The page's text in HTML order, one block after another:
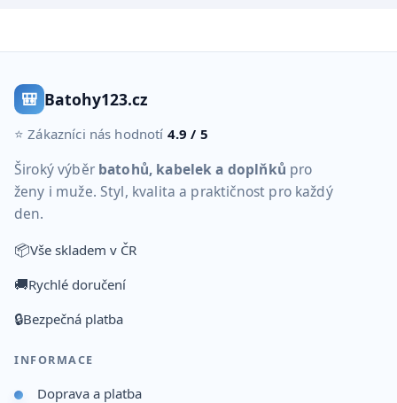
🎒 Batohy123.cz
⭐ Zákazníci nás hodnotí 4.9 / 5
Široký výběr batohů, kabelek a doplňků pro
ženy i muže. Styl, kvalita a praktičnost pro každý
den.
📦Vše skladem v ČR
🚚Rychlé doručení
🔒Bezpečná platba
INFORMACE
Doprava a platba